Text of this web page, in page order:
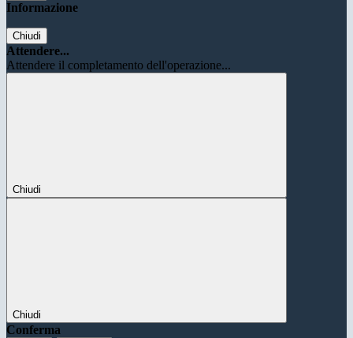
Informazione
Chiudi
Attendere...
Attendere il completamento dell'operazione...
Chiudi
Chiudi
Conferma